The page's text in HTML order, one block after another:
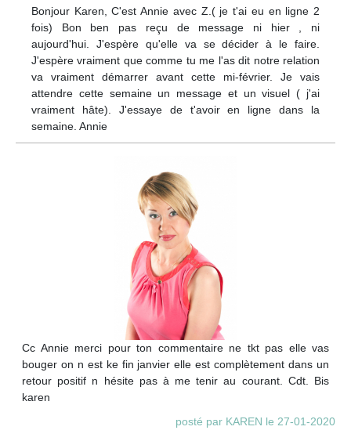
Bonjour Karen, C'est Annie avec Z.( je t'ai eu en ligne 2
fois) Bon ben pas reçu de message ni hier , ni
aujourd'hui. J'espère qu'elle va se décider à le faire.
J'espère vraiment que comme tu me l'as dit notre relation
va vraiment démarrer avant cette mi-février. Je vais
attendre cette semaine un message et un visuel ( j'ai
vraiment hâte). J'essaye de t'avoir en ligne dans la
semaine. Annie
Cc Annie merci pour ton commentaire ne tkt pas elle vas
bouger on n est ke fin janvier elle est complètement dans un
retour positif n hésite pas à me tenir au courant. Cdt. Bis
karen
posté par KAREN le 27-01-2020